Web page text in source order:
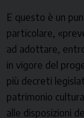
E questo è un
particolare,
ad adottare,
in vigore del
più decreti
patrimonio
alle disposizioni